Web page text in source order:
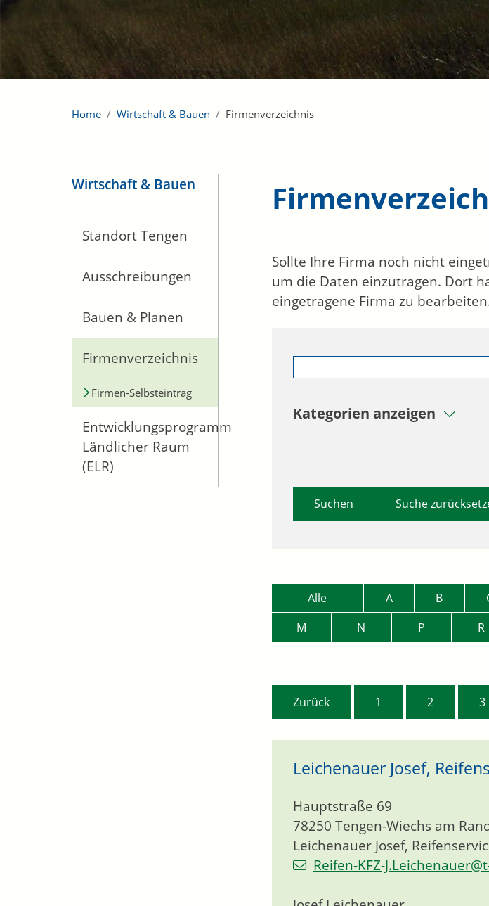
Home Wirtschaft & Bauen Firmenverzeichnis
Wirtschaft & Bauen
Standort Tengen
Ausschreibungen
Bauen & Planen
Firmenverzeichnis
Firmen-Selbsteintrag
Entwicklungsprogramm
Ländlicher Raum
(ELR)
Sollte Ihre Firma noch nicht
um die Daten einzutragen. Dort
eingetragene Firma zu
Kategorien anzeigen
Suche
Alle A B
M
N P R
Zurück 1 2 3
Leichenauer Josef,
Leichenauer Josef,
Hauptstraße 69
78250 Tengen-Wiechs am
Reifen-KFZ-